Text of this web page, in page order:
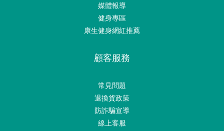
媒體報導
健身專區
康生健身網紅推薦
顧客服務
常見問題
退換貨政策
防詐騙宣導
線上客服